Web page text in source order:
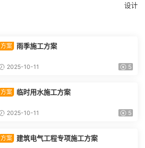
设计
方案 雨季施工方案
2025-10-11 5
方案 临时用水施工方案
2025-10-11 5
方案 建筑电气工程专项施工方案